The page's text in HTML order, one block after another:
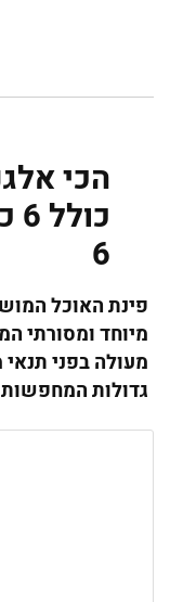
הכי
6
פינת האוכל
מיוחד ומסורתי
מעולה בפני
גדולות המחפשות